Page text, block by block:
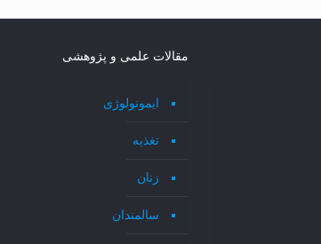
مقالات علمی و پژوهشی
ایمونولوژی
تغذیه
زنان
سالمندان